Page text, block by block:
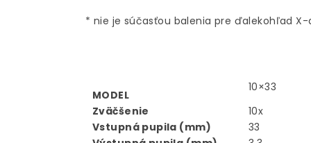
* nie je súčasťou balenia pre ďalekohľad
MODEL
10×33
Zväčšenie
10x
Vstupná pupila (mm)
33